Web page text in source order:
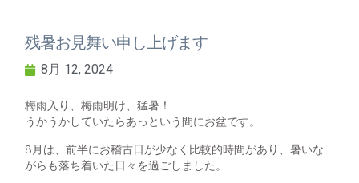
残暑お見舞い申し上げます
8月 12, 2024
梅雨入り、梅雨明け、猛暑！
うかうかしていたらあっという間にお盆です。
8月は、前半にお稽古日が少なく比較的時間があり、暑いな
がらも落ち着いた日々を過ごしました。